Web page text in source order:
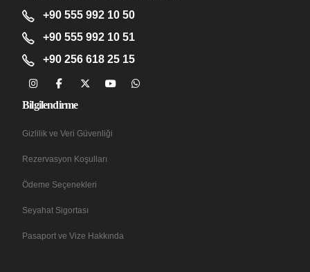
+90 555 992 10 50
+90 555 992 10 51
+90 256 618 25 15
Bilgilendirme
Gizlilik ve Veri Güvenliği
Rezervasyon Koşulları
Ödeme Seçenekleri
Seyahat Sigortası
Pasaport ve Vize Hakkında